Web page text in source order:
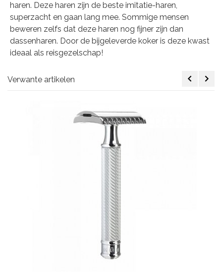
haren. Deze haren zijn de beste imitatie-haren,
superzacht en gaan lang mee. Sommige mensen
beweren zelfs dat deze haren nog fijner zijn dan
dassenharen. Door de bijgeleverde koker is deze kwast
ideaal als reisgezelschap!
Verwante artikelen